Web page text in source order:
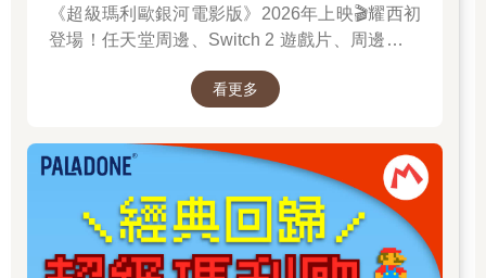
《超級瑪利歐銀河電影版》2026年上映🎬耀西初
登場！任天堂周邊、Switch 2 遊戲片、周邊配件
看更多